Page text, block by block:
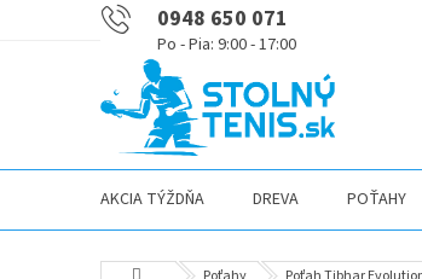
0948 650 071
AKCIA TÝŽDŇA DREVA POŤAHY
Domov